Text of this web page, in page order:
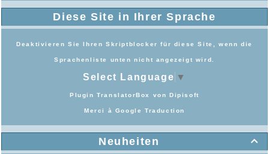
Diese Site in Ihrer Sprache
Deaktivieren Sie Ihren Skriptblocker für diese Site, wenn die
Sprachenliste unten nicht angezeigt wird.
Select Language ▼
Plugin TranslatorBox vonDipisoft
Merci à Google Traduction

Neuheiten